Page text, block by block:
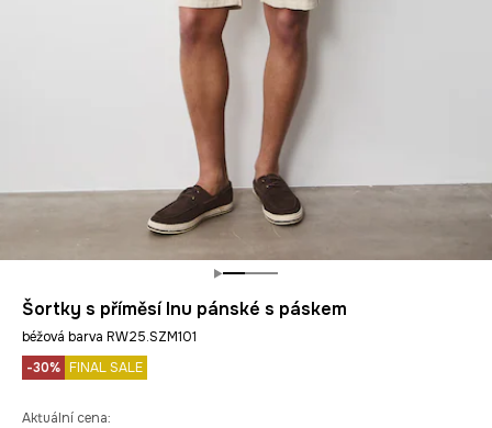
Šortky s příměsí lnu pánské s páskem
béžová barva RW25.SZM101
-30% FINAL SALE
Aktuální cena: